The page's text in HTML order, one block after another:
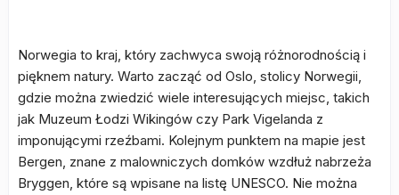
Norwegia to kraj, który zachwyca swoją różnorodnością i
pięknem natury. Warto zacząć od Oslo, stolicy Norwegii,
gdzie można zwiedzić wiele interesujących miejsc, takich
jak Muzeum Łodzi Wikingów czy Park Vigelanda z
imponującymi rzeźbami. Kolejnym punktem na mapie jest
Bergen, znane z malowniczych domków wzdłuż nabrzeża
Bryggen, które są wpisane na listę UNESCO. Nie można